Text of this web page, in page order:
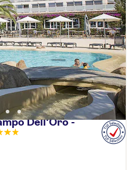
Dell'Oro -